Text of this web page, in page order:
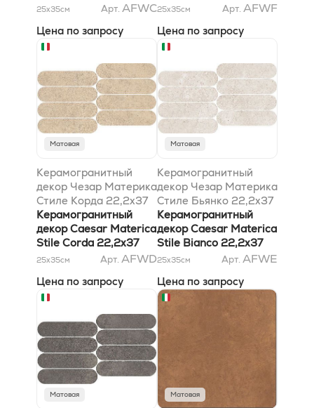
25x35см Арт. AFWC
Цена по запросу
25x35см Арт. AFWF
Цена по запросу
Матовая
Керамогранитный
декор Чезар Материка
Стиле Корда 22,2x37
Керамогранитный
декор Caesar Materica
Stile Corda 22,2x37
25x35см Арт. AFWD
Цена по запросу
Матовая
Керамогранитный
декор Чезар Материка
Стиле Бьянко 22,2x37
Керамогранитный
декор Caesar Materica
Stile Bianco 22,2x37
25x35см Арт. AFWE
Цена по запросу
Матовая Матовая